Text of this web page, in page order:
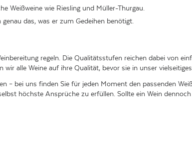
Weißweine wie Riesling und Müller-Thurgau.
das, was er zum Gedeihen benötigt.
regeln. Die Qualitätsstufen reichen dabei von
alle Weine auf ihre Qualität, bevor sie in unser
– bei uns finden Sie für jeden Moment den passenden
höchste Ansprüche zu erfüllen. Sollte ein Wein